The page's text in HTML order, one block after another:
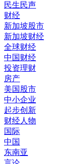
民生民声
财经
新加坡股市
新加坡财经
全球财经
中国财经
投资理财
房产
美国股市
中小企业
起步创新
财经人物
国际
中国
东南亚